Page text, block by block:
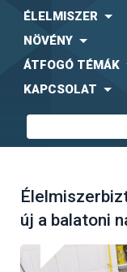
ÉLELMISZER
NÖVÉNY
ÁTFOGÓ TÉMÁK
KAPCSOLAT
új a balatoni